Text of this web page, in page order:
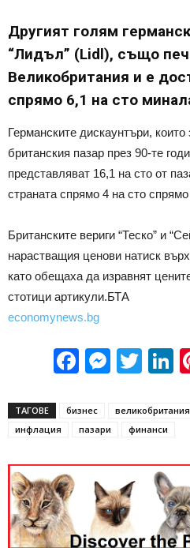
Другият голям
“Лидъл” (Lidl), също
Великобритания и е
спрямо 6,1 на сто
Германските дискаунтъри,
британския пазар през 90-те
представляват 16,1 на сто от
страната спрямо 4 на сто спрямо
Британските вериги “Теско” и
нарастващия ценови натиск
като обещаха да изравнят
стотици артикули.БТА
economynews.bg
Facebook
ТАГОВЕ бизнес великобритания
инфлация
пазари финанси